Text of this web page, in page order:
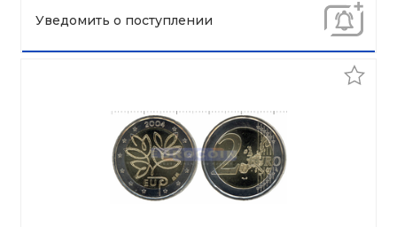
Уведомить о поступлении